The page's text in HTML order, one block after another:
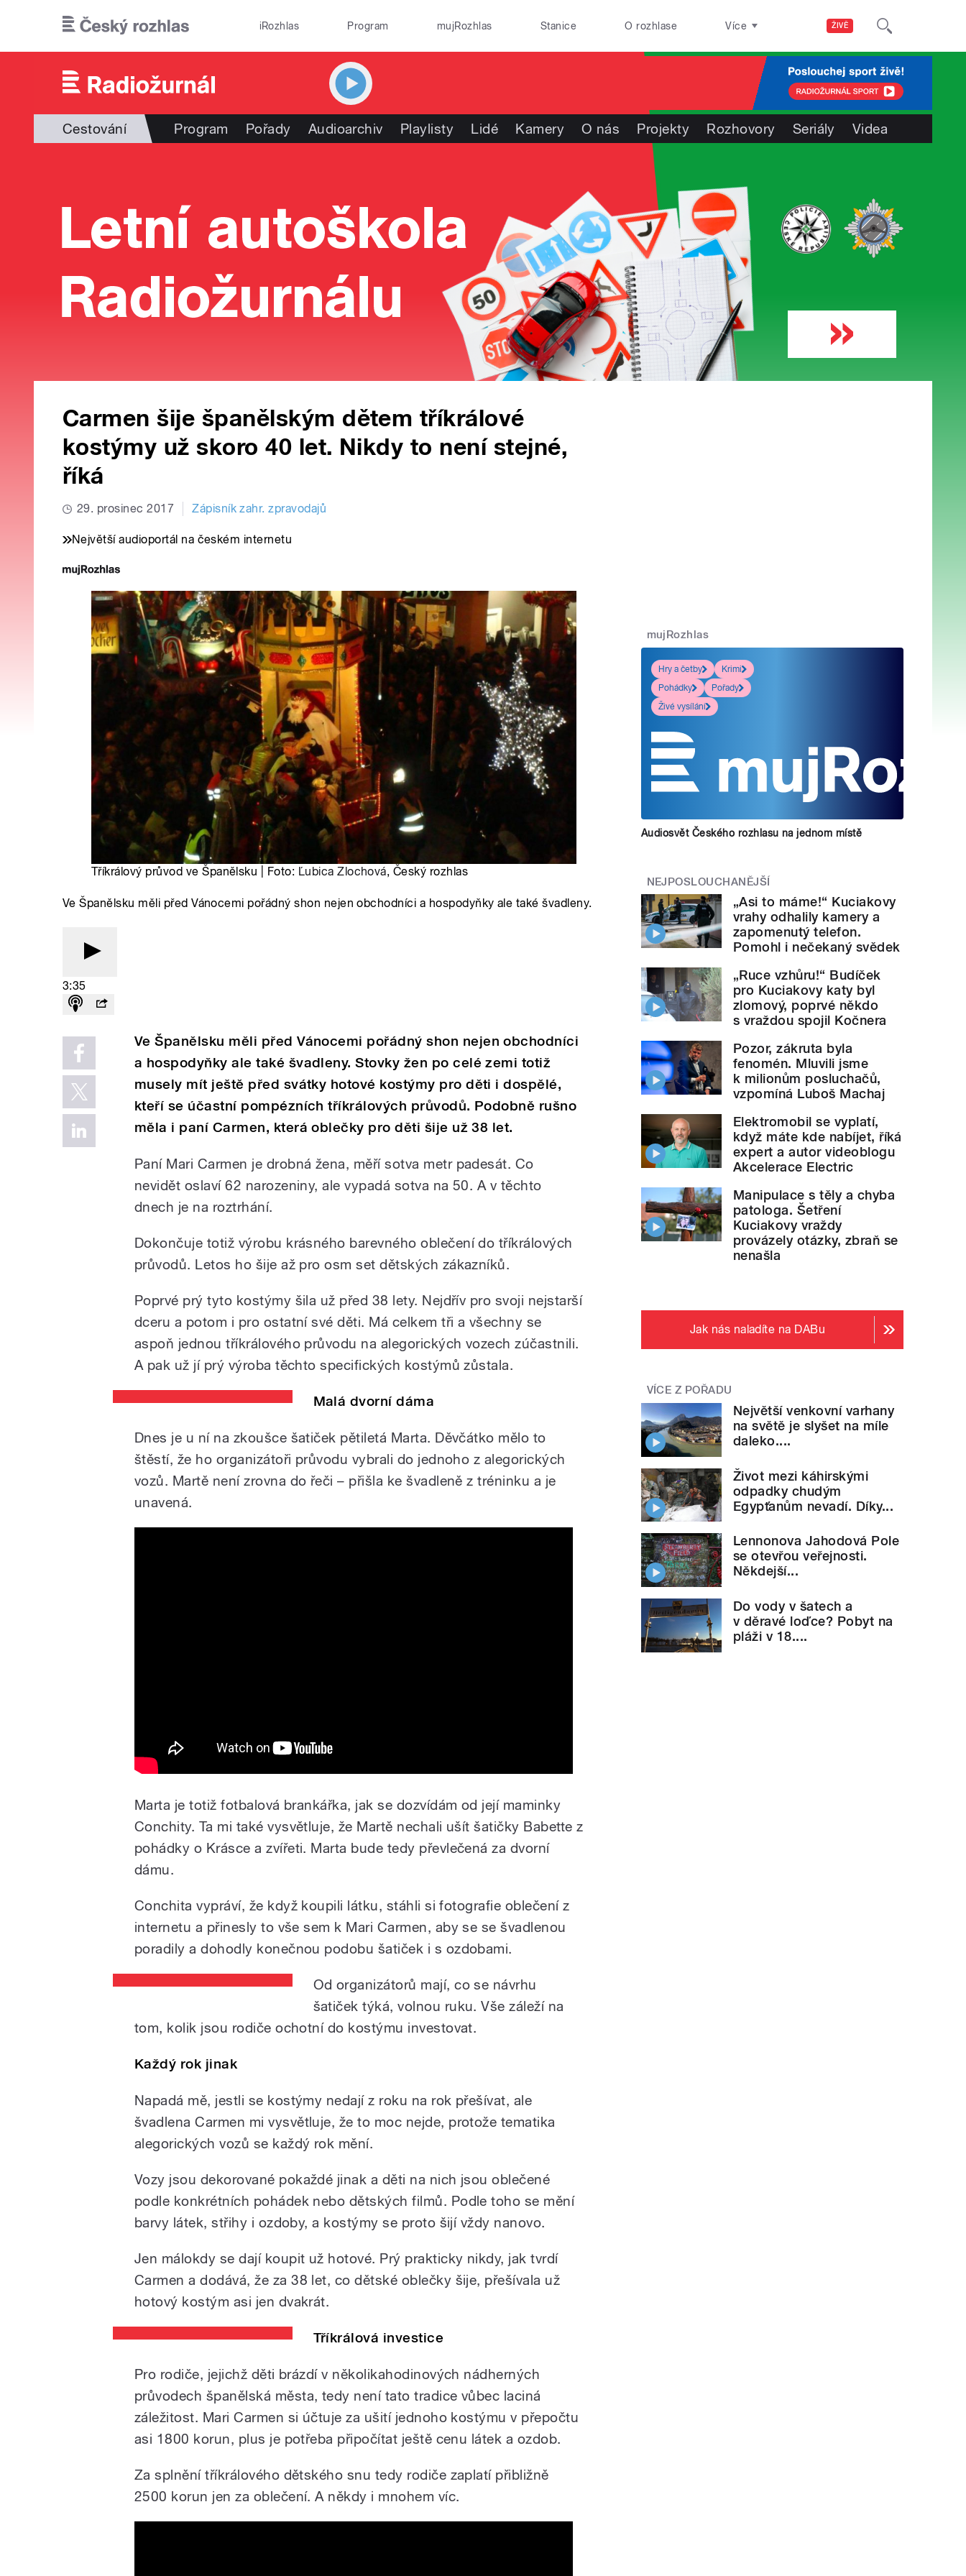
ŽIVĚ
iRozhlas Program mujRozhlas Stanice O rozhlase Více
Cestování Program Pořady Audioarchiv Playlisty Lidé Kamery O nás Projekty Rozhovory Seriály Videa
Carmen šije španělským dětem tříkrálové
kostýmy už skoro 40 let. Nikdy to není stejné,
říká
29. prosinec 2017 Zápisník zahr. zpravodajů
Největší audioportál na českém internetu
Tříkrálový průvod ve Španělsku | Foto: Ľubica Zlochová, Český rozhlas
Ve Španělsku měli před Vánocemi pořádný shon nejen obchodníci a hospodyňky ale také švadleny.
3:35
Ve Španělsku měli před Vánocemi pořádný shon nejen obchodníci
a hospodyňky ale také švadleny. Stovky žen po celé zemi totiž
musely mít ještě před svátky hotové kostýmy pro děti i dospělé,
kteří se účastní pompézních tříkrálových průvodů. Podobně rušno
měla i paní Carmen, která oblečky pro děti šije už 38 let.
Paní Mari Carmen je drobná žena, měří sotva metr padesát. Co
nevidět oslaví 62 narozeniny, ale vypadá sotva na 50. A v těchto
dnech je na roztrhání.
Dokončuje totiž výrobu krásného barevného oblečení do tříkrálových
průvodů. Letos ho šije až pro osm set dětských zákazníků.
Poprvé prý tyto kostýmy šila už před 38 lety. Nejdřív pro svoji nejstarší
dceru a potom i pro ostatní své děti. Má celkem tři a všechny se
aspoň jednou tříkrálového průvodu na alegorických vozech zúčastnili.
A pak už jí prý výroba těchto specifických kostýmů zůstala.
Malá dvorní dáma
Dnes je u ní na zkoušce šatiček pětiletá Marta. Děvčátko mělo to
štěstí, že ho organizátoři průvodu vybrali do jednoho z alegorických
vozů. Martě není zrovna do řeči – přišla ke švadleně z tréninku a je
unavená.
Marta je totiž fotbalová brankářka, jak se dozvídám od její maminky
Conchity. Ta mi také vysvětluje, že Martě nechali ušít šatičky Babette z
pohádky o Krásce a zvířeti. Marta bude tedy převlečená za dvorní
dámu.
Conchita vypráví, že když koupili látku, stáhli si fotografie oblečení z
internetu a přinesly to vše sem k Mari Carmen, aby se se švadlenou
poradily a dohodly konečnou podobu šatiček i s ozdobami.
Od organizátorů mají, co se návrhu
šatiček týká, volnou ruku. Vše záleží na
tom, kolik jsou rodiče ochotní do kostýmu investovat.
Každý rok jinak
Napadá mě, jestli se kostýmy nedají z roku na rok přešívat, ale
švadlena Carmen mi vysvětluje, že to moc nejde, protože tematika
alegorických vozů se každý rok mění.
Vozy jsou dekorované pokaždé jinak a děti na nich jsou oblečené
podle konkrétních pohádek nebo dětských filmů. Podle toho se mění
barvy látek, střihy i ozdoby, a kostýmy se proto šijí vždy nanovo.
Jen málokdy se dají koupit už hotové. Prý prakticky nikdy, jak tvrdí
Carmen a dodává, že za 38 let, co dětské oblečky šije, přešívala už
hotový kostým asi jen dvakrát.
Tříkrálová investice
Pro rodiče, jejichž děti brázdí v několikahodinových nádherných
průvodech španělská města, tedy není tato tradice vůbec laciná
záležitost. Mari Carmen si účtuje za ušití jednoho kostýmu v přepočtu
asi 1800 korun, plus je potřeba připočítat ještě cenu látek a ozdob.
Za splnění tříkrálového dětského snu tedy rodiče zaplatí přibližně
2500 korun jen za oblečení. A někdy i mnohem víc.
mujRozhlas
Hry a četby
Krimi
Pohádky
Pořady
Živé vysílání
Audiosvět Českého rozhlasu na jednom místě
NEJPOSLOUCHANĚJŠÍ
„Asi to máme!“ Kuciakovy
vrahy odhalily kamery a
zapomenutý telefon.
Pomohl i nečekaný svědek
„Ruce vzhůru!“ Budíček
pro Kuciakovy katy byl
zlomový, poprvé někdo
s vraždou spojil Kočnera
Pozor, zákruta byla
fenomén. Mluvili jsme
k milionům posluchačů,
vzpomíná Luboš Machaj
Elektromobil se vyplatí,
když máte kde nabíjet, říká
expert a autor videoblogu
Akcelerace Electric
Manipulace s těly a chyba
patologa. Šetření
Kuciakovy vraždy
provázely otázky, zbraň se
nenašla
Jak nás naladíte na DABu
VÍCE Z POŘADU
Největší venkovní varhany
na světě je slyšet na míle
daleko....
Život mezi káhirskými
odpadky chudým
Egypťanům nevadí. Díky...
Lennonova Jahodová Pole
se otevřou veřejnosti.
Někdejší...
Do vody v šatech a
v děravé loďce? Pobyt na
pláži v 18....